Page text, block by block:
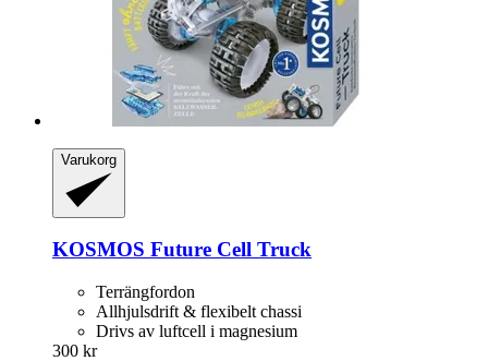
Varukorg
KOSMOS Future Cell Truck
Terrängfordon
Allhjulsdrift & flexibelt chassi
Drivs av luftcell i magnesium
300 kr